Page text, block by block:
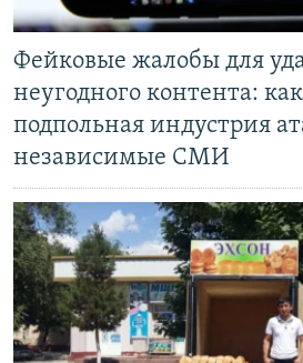
Фейковые жалобы для
неугодного контента:
подпольная индустрия
независимые СМИ